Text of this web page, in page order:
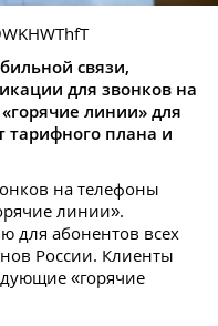
связи,
для звонков на
линии» для
тарифного плана и
на телефоны
линии».
для абонентов всех
России. Клиенты
«горячие